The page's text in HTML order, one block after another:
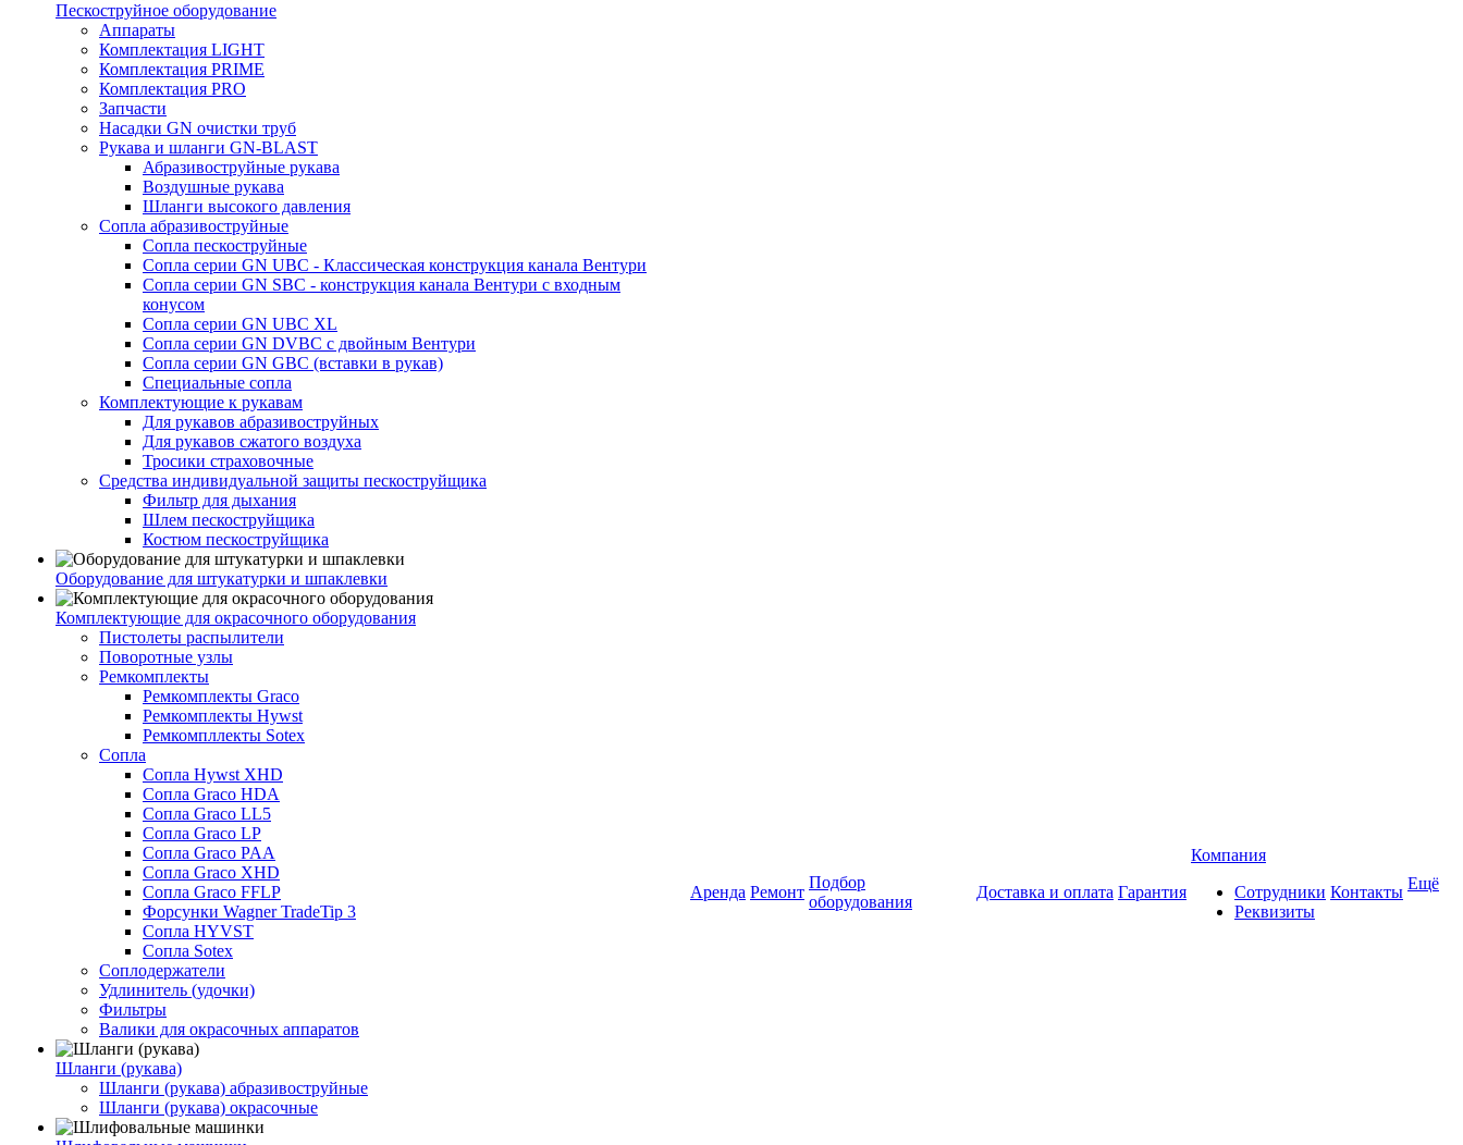
Пескоструйное оборудование
Аппараты
Комплектация LIGHT
Комплектация PRIME
Комплектация PRO
Запчасти
Насадки GN очистки труб
Рукава и шланги GN-BLAST
Абразивоструйные рукава
Воздушные рукава
Шланги высокого давления
Сопла абразивоструйные
Сопла пескоструйные
Сопла серии GN UBC - Классическая конструкция канала Вентури
Сопла серии GN SBC - конструкция канала Вентури c входным
конусом
Сопла серии GN UBC XL
Сопла серии GN DVBC с двойным Вентури
Сопла серии GN GBC (вставки в рукав)
Специальные сопла
Комплектующие к рукавам
Для рукавов абразивоструйных
Для рукавов сжатого воздуха
Тросики страховочные
Средства индивидуальной защиты пескоструйщика
Фильтр для дыхания
Шлем пескоструйщика
Костюм пескоструйщика
Оборудование для штукатурки и шпаклевки
Комплектующие для окрасочного оборудования
Пистолеты распылители
Поворотные узлы
Ремкомплекты
Ремкомплекты Graco
Ремкомплекты Hywst
Ремкомпллекты Sotex
Сопла
Сопла Hywst XHD
Сопла Graco HDA
Сопла Graco LL5
Сопла Graco LP
Сопла Graco PAA
Сопла Graco XHD
Сопла Graco FFLP
Форсунки Wagner TradeTip 3
Сопла HYVST
Сопла Sotex
Соплодержатели
Удлинитель (удочки)
Фильтры
Валики для окрасочных аппаратов
Шланги (рукава)
Шланги (рукава) абразивоструйные
Шланги (рукава) окрасочные
Аренда Ремонт
Подбор
оборудования
Доставка и оплата Гарантия
Компания
Сотрудники
Реквизиты
Контакты Ещё